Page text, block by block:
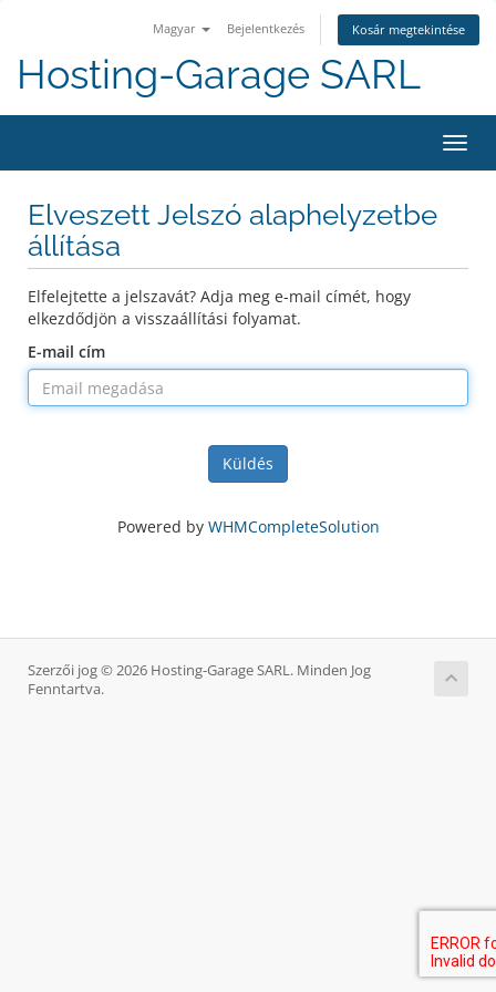
Magyar Bejelentkezés Kosár megtekintése
Hosting-Garage SARL
a
Elveszett Jelszó alaphelyzetbe
állítása
Elfelejtette a jelszavát? Adja meg e-mail címét, hogy
elkezdődjön a visszaállítási folyamat.
E-mail cím
Küldés
Powered by WHMCompleteSolution
Szerzői jog © 2026 Hosting-Garage SARL. Minden Jog
Fenntartva.